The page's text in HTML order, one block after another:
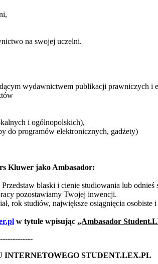
na swojej uczelni.
wydawnictwem publikacji prawniczych i
i ogólnopolskich),
do programów elektronicznych, gadżety)
Kluwer jako Ambasador:
blaski i cienie studiowania lub odnieś
pozostawiamy Twojej inwencji.
rok studiów, największe osiągnięcia osobiste
w tytule wpisując „Ambasador
STUDENT.LEX.PL